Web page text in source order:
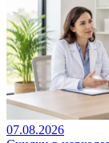
07.08.2026